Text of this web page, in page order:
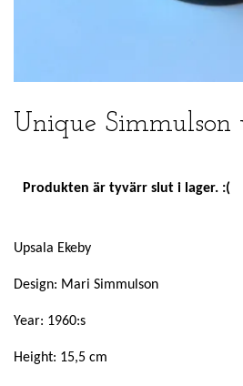
Unique Simmulson
Produkten är tyvärr slut i lager. :(
Upsala Ekeby
Design: Mari Simmulson
Year: 1960:s
Height: 15,5 cm